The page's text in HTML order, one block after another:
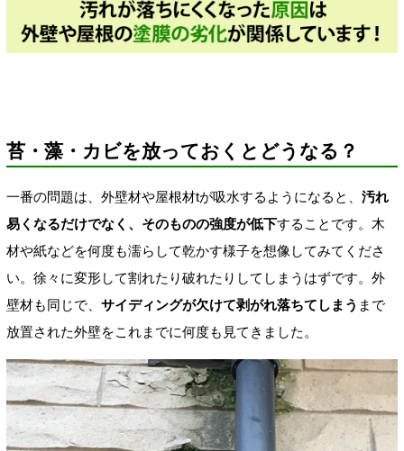
苔・藻・カビを放っておくとどうなる？
一番の問題は、外壁材や屋根材tが吸水するようになると、 汚れ
易くなるだけでなく、そのものの強度が低下することです。木
材や紙などを何度も濡らして乾かす様子を想像してみてくださ
い。徐々に変形して割れたり破れたりしてしまうはずです。外
壁材も同じで、 サイディングが欠けて剥がれ落ちてしまう まで
放置された外壁をこれまでに何度も見てきました。